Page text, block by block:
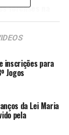
forenses na
na
inscrições para
Jogos
da Lei Maria
pela